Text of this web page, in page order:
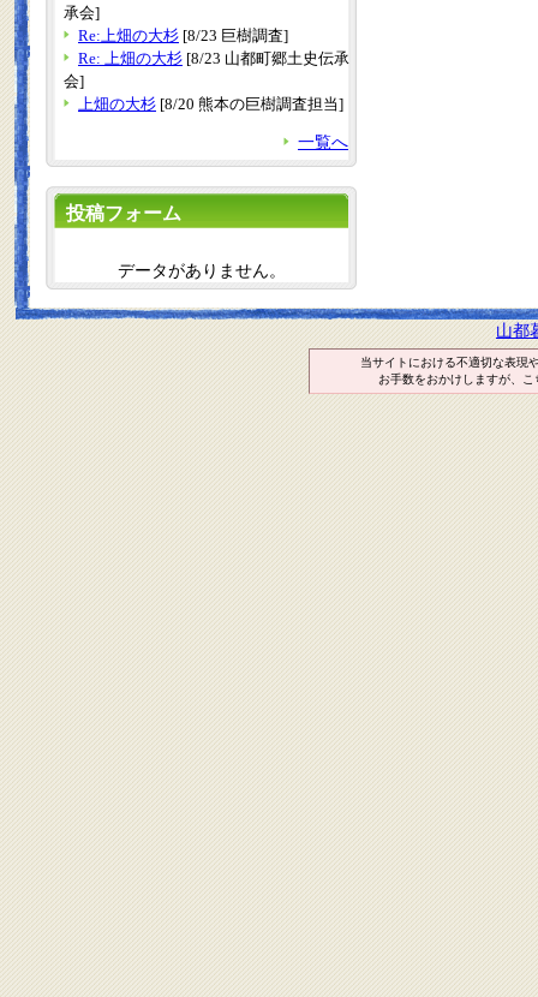
承会]
Re:上畑の大杉 [8/23 巨樹調査]
Re: 上畑の大杉 [8/23 山都町郷土史伝承
会]
上畑の大杉 [8/20 熊本の巨樹調査担当]
一覧へ
投稿フォーム
データがありません。
山都
当サイトにおける不適切な表現
お手数をおかけしますが、こ